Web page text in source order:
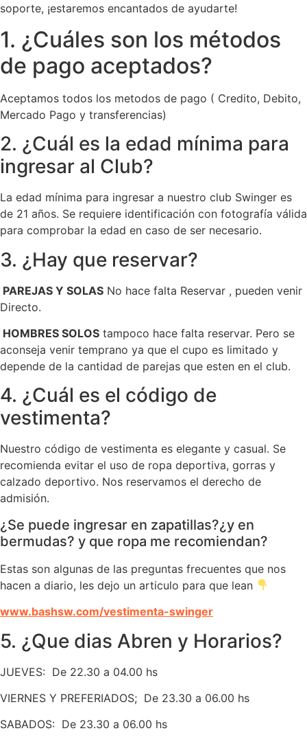
soporte, ¡estaremos encantados de ayudarte!
1. ¿Cuáles son los métodos
de pago aceptados?
Aceptamos todos los metodos de pago ( Credito, Debito,
Mercado Pago y transferencias)
2. ¿Cuál es la edad mínima para
ingresar al Club?
La edad mínima para ingresar a nuestro club Swinger es
de 21 años. Se requiere identificación con fotografía válida
para comprobar la edad en caso de ser necesario.
3. ¿Hay que reservar?
PAREJAS Y SOLAS No hace falta Reservar , pueden venir
Directo.
HOMBRES SOLOS tampoco hace falta reservar. Pero se
aconseja venir temprano ya que el cupo es limitado y
depende de la cantidad de parejas que esten en el club.
4. ¿Cuál es el código de
vestimenta?
Nuestro código de vestimenta es elegante y casual. Se
recomienda evitar el uso de ropa deportiva, gorras y
calzado deportivo. Nos reservamos el derecho de
admisión.
¿Se puede ingresar en zapatillas?¿y en
bermudas? y que ropa me recomiendan?
Estas son algunas de las preguntas frecuentes que nos
hacen a diario, les dejo un articulo para que lean
www.bashsw.com/vestimenta-swinger
5. ¿Que dias Abren y Horarios?
JUEVES: De 22.30 a 04.00 hs
VIERNES Y PREFERIADOS; De 23.30 a 06.00 hs
SABADOS: De 23.30 a 06.00 hs